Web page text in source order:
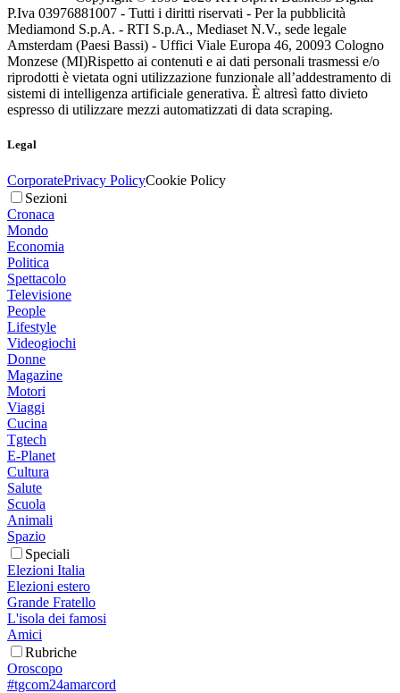
P.Iva 03976881007 - Tutti i diritti riservati - Per la pubblicità
Mediamond S.p.A. - RTI S.p.A., Mediaset N.V., sede legale
Amsterdam (Paesi Bassi) - Uffici Viale Europa 46, 20093 Cologno
Monzese (MI)Rispetto ai contenuti e ai dati personali trasmessi e/o
riprodotti è vietata ogni utilizzazione funzionale all’addestramento di
sistemi di intelligenza artificiale generativa. È altresì fatto divieto
espresso di utilizzare mezzi automatizzati di data scraping.
Legal
CorporatePrivacy PolicyCookie Policy
Sezioni
Cronaca
Mondo
Economia
Politica
Spettacolo
Televisione
People
Lifestyle
Videogiochi
Donne
Magazine
Motori
Viaggi
Cucina
Tgtech
E-Planet
Cultura
Salute
Scuola
Animali
Spazio
Speciali
Elezioni Italia
Elezioni estero
Grande Fratello
L'isola dei famosi
Amici
Rubriche
Oroscopo
#tgcom24amarcord